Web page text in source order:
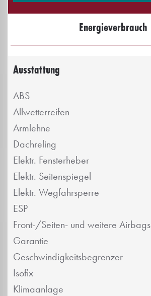
Energieverbrauch
Ausstattung
ABS
Allwetterreifen
Armlehne
Dachreling
Elektr. Fensterheber
Elektr. Seitenspiegel
Elektr. Wegfahrsperre
ESP
Front-/Seiten- und weitere Airbags
Garantie
Geschwindigkeitsbegrenzer
Isofix
Klimaanlage